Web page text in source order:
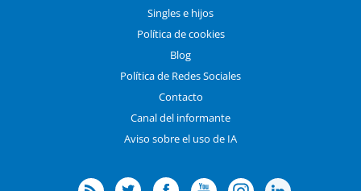
Singles e hijos
Política de cookies
Blog
Política de Redes Sociales
Contacto
Canal del informante
Aviso sobre el uso de IA